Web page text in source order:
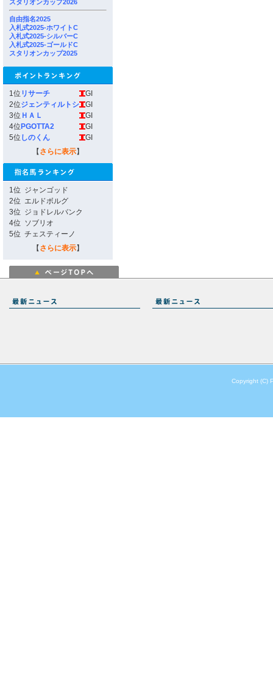
スタリオンカップ2026
自由指名2025
入札式2025-ホワイトC
入札式2025-シルバーC
入札式2025-ゴールドC
スタリオンカップ2025
1位 リサーチ
GI
2位ジェンティルトシ
GI
3位 ＨＡＬ
GI
4位 PGOTTA2
GI
5位 しのくん
GI
【 さらに表示】
1位 ジャンゴッド
2位 エルドボルグ
3位 ジョドレルバンク
4位 ソブリオ
5位 チェスティーノ
【 さらに表示】
Copyright (C)